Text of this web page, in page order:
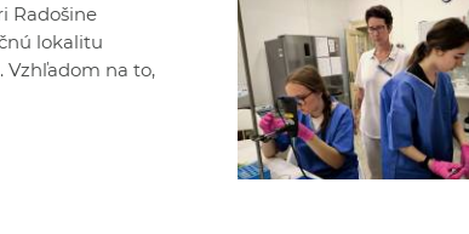
Radošine
lokalitu
Vzhľadom na to,